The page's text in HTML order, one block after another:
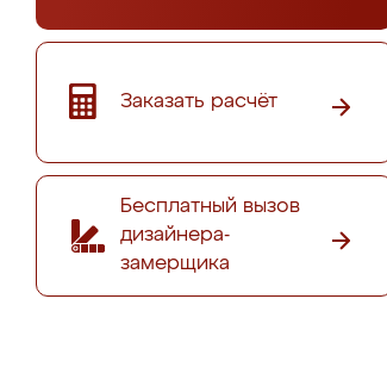
Заказать расчёт
Бесплатный вызов
дизайнера-
замерщика